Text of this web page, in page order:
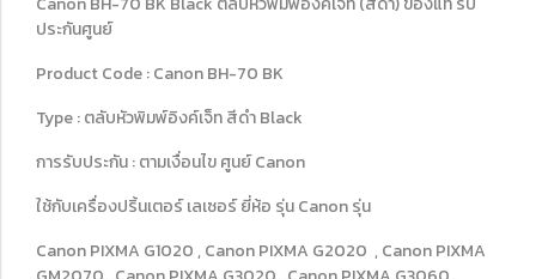
ประกันศูนย์
Product Code : Canon BH-70 BK
Type : ตลับหัวพิมพ์อิงค์เจ็ท สีดำ Black
การรับประกัน : ตามเงื่อนไข ศูนย์ Canon
ใช้กับเครื่องปริ้นเตอร์ เลเซอร์ ยี่ห้อ รุ่น Canon รุ่น
Canon PIXMA G1020 , Canon PIXMA G2020 , Canon PIXMA